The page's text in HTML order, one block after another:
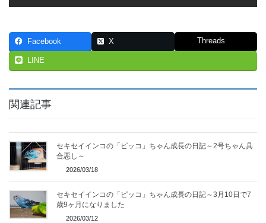
Facebook X Threads
LINE
関連記事
セキセイインコの「ピッコ」ちゃん成長の日記～2号ちゃん具
合悪し～
2026/03/18
セキセイインコの「ピッコ」ちゃん成長の日記～3月10日で7
歳9ヶ月になりました
2026/03/12